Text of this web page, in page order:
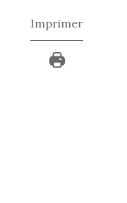
Imprimer